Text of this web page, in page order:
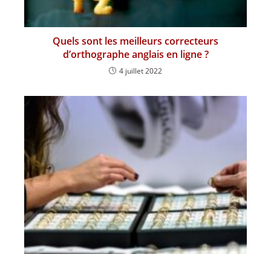
Quels sont les meilleurs correcteurs
d’orthographe anglais en ligne ?
4 juillet 2022